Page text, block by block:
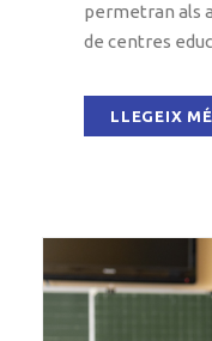
permetran als
de centres
LLEGEIX